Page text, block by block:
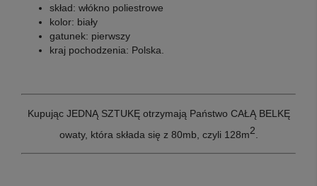
skład: włókno poliestrowe
kolor: biały
gatunek: pierwszy
kraj pochodzenia: Polska.
Kupując JEDNĄ SZTUKĘ otrzymają Państwo CAŁĄ BELKĘ
owaty, która składa się z 80mb, czyli 128m2